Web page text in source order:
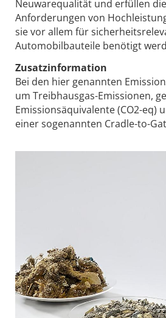
Neuwarequalität und erfüllen
Anforderungen von
sie vor allem für
Automobilbauteile benötigt
Zusatzinformation
Bei den hier genannten
um Treibhausgas-Emissionen,
Emissionsäquivalente (CO2-eq)
einer sogenannten Cradle-to-